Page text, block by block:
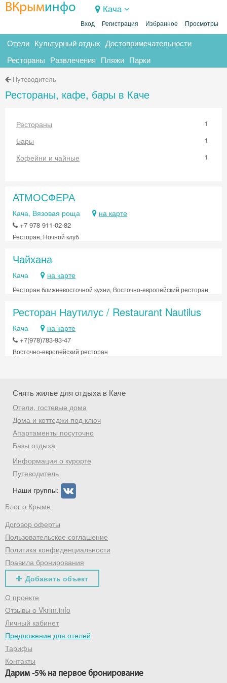
ВКрыминфо Кача
Вход Регистрация Избранное Просмотры
Отели Культурный отдых Достопримечательности
Рестораны Развлечения Пляжи Парки
Путеводитель
Рестораны, кафе, бары в Каче
Рестораны 1
Бары 1
Кофейни и чайные 1
АТМОСФЕРА
Кача, Вязовая роща на карте
+7 978 911-02-82
Ресторан, Ночной клуб
Чайхана
Кача на карте
Ресторан ближневосточной кухни, Восточно-европейский ресторан
Ресторан Наутилус / Restaurant Nautilus
Кача на карте
+7(978)783-93-47
Восточно-европейский ресторан
Снять жилье для отдыха в Каче
Отели, гостевые дома
Дома и коттеджи под ключ
Апартаменты посуточно
Базы отдыха
Информация о курорте
Путеводитель
Наши группы:
Блог о Крыме
Договор оферты
Пользовательское соглашение
Политика конфиденциальности
Правила бронирования
Добавить объект
О проекте
Отзывы о Vkrim.info
Личный кабинет
Предложение для отелей
Тарифы
Контакты
Дарим -5% на первое бронирование
Скидка −5%
Хочешь дешевле? Оставь почту и получи